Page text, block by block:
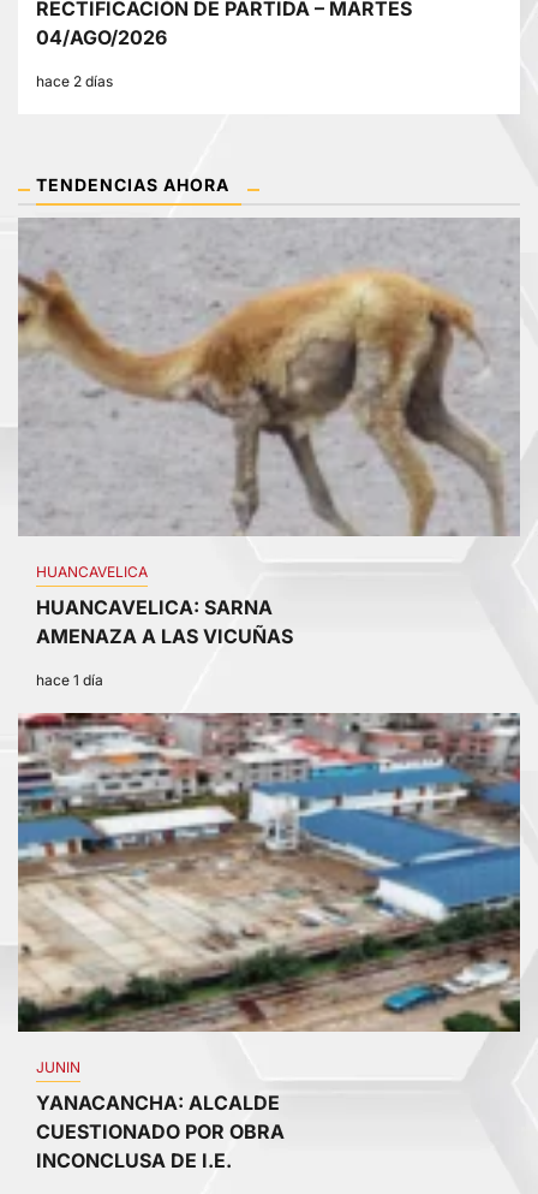
RECTIFICACIÓN DE PARTIDA – MARTES
04/AGO/2026
hace 2 días
TENDENCIAS AHORA
1
HUANCAVELICA
HUANCAVELICA: SARNA
AMENAZA A LAS VICUÑAS
hace 1 día
2
JUNIN
YANACANCHA: ALCALDE
CUESTIONADO POR OBRA
INCONCLUSA DE I.E.